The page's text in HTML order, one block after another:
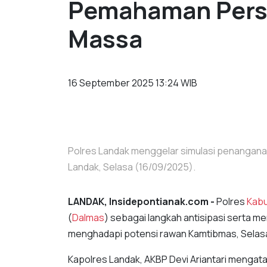
Pemahaman
Massa
16 September 2025 13:24 WIB
Polres Landak menggelar simulasi
Landak, Selasa (16/09/2025).
LANDAK, Insidepontianak.com -Polres
(Dalmas) sebagai langkah antisipasi serta
menghadapi potensi rawan Kamtibmas,
Kapolres Landak, AKBP Devi Ariantari